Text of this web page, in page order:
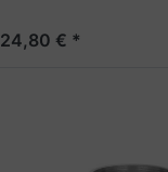
24,80 € *